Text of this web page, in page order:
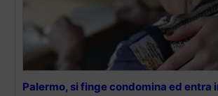
Palermo, si finge condomina ed entra